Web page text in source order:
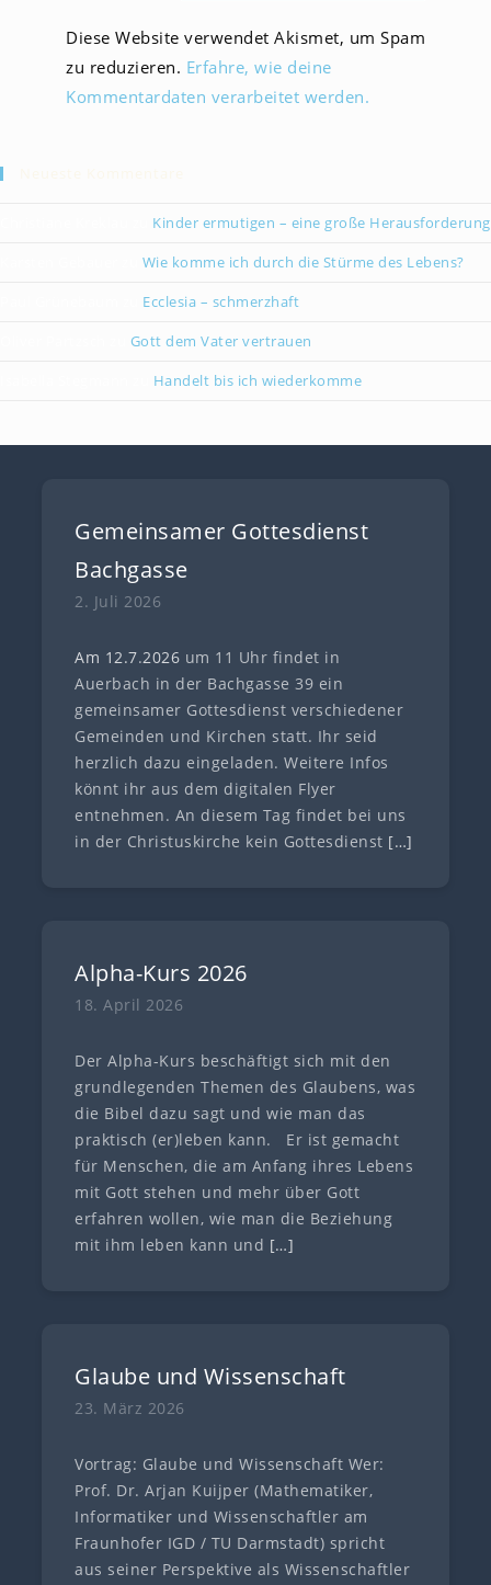
Diese Website verwendet Akismet, um Spam
zu reduzieren. Erfahre, wie deine
Kommentardaten verarbeitet werden.
Kinder ermutigen – eine große Herausforderung
Wie komme ich durch die Stürme des Lebens?
Ecclesia – schmerzhaft
Gott dem Vater vertrauen
Handelt bis ich wiederkomme
Gemeinsamer Gottesdienst
Bachgasse
2. Juli 2026
Am 12.7.2026 um 11 Uhr findet in
Auerbach in der Bachgasse 39 ein
gemeinsamer Gottesdienst verschiedener
Gemeinden und Kirchen statt. Ihr seid
herzlich dazu eingeladen. Weitere Infos
könnt ihr aus dem digitalen Flyer
entnehmen. An diesem Tag findet bei uns
in der Christuskirche kein Gottesdienst […]
Alpha-Kurs 2026
18. April 2026
Der Alpha-Kurs beschäftigt sich mit den
grundlegenden Themen des Glaubens, was
die Bibel dazu sagt und wie man das
praktisch (er)leben kann. Er ist gemacht
für Menschen, die am Anfang ihres Lebens
mit Gott stehen und mehr über Gott
erfahren wollen, wie man die Beziehung
mit ihm leben kann und […]
Glaube und Wissenschaft
23. März 2026
Vortrag: Glaube und Wissenschaft Wer:
Prof. Dr. Arjan Kuijper (Mathematiker,
Informatiker und Wissenschaftler am
Fraunhofer IGD / TU Darmstadt) spricht
aus seiner Perspektive als Wissenschaftler